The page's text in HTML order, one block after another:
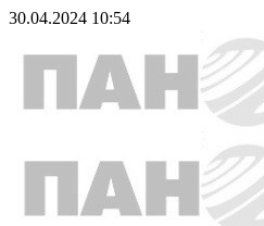
30.04.2024 10:54